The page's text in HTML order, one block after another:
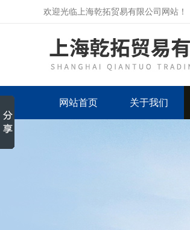
欢迎光临上海乾拓贸易有限公司网站！
网站首页 关于我们